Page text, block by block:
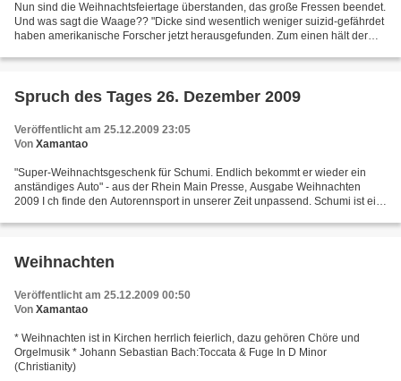
Nun sind die Weihnachtsfeiertage überstanden, das große Fressen beendet.
Und was sagt die Waage?? "Dicke sind wesentlich weniger suizid-gefährdet
haben amerikanische Forscher jetzt herausgefunden. Zum einen hält der
Spruch des Tages 26. Dezember 2009
Veröffentlicht am 25.12.2009 23:05
Von Xamantao
"Super-Weihnachtsgeschenk für Schumi. Endlich bekommt er wieder ein
anständiges Auto" - aus der Rhein Main Presse, Ausgabe Weihnachten
2009 I ch finde den Autorennsport in unserer Zeit unpassend. Schumi ist ein
Weihnachten
Veröffentlicht am 25.12.2009 00:50
Von Xamantao
* Weihnachten ist in Kirchen herrlich feierlich, dazu gehören Chöre und
Orgelmusik * Johann Sebastian Bach:Toccata & Fuge In D Minor
(Christianity)